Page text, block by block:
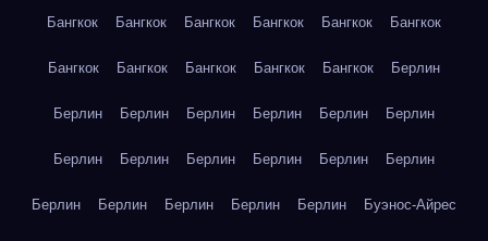
Бангкок Бангкок Бангкок Бангкок Бангкок Бангкок
Бангкок Бангкок Бангкок Бангкок Бангкок Берлин
Берлин Берлин Берлин Берлин Берлин Берлин
Берлин Берлин Берлин Берлин Берлин Берлин
Берлин Берлин Берлин Берлин Берлин Буэнос-Айрес